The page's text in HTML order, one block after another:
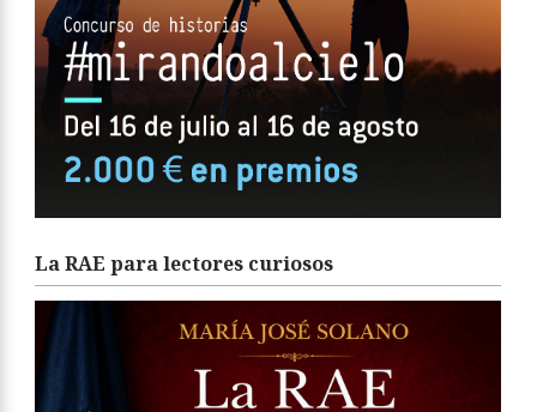
La RAE para lectores curiosos